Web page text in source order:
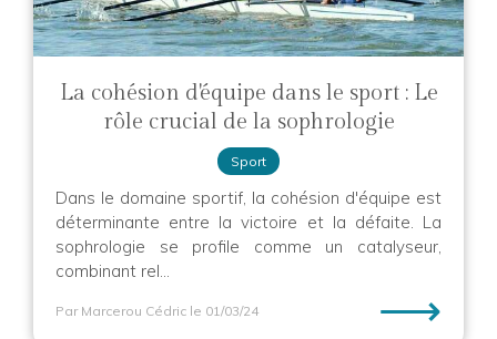
La cohésion d'équipe dans le sport : Le
rôle crucial de la sophrologie
Sport
Dans le domaine sportif, la cohésion d'équipe est
déterminante entre la victoire et la défaite. La
sophrologie se profile comme un catalyseur,
combinant rel...
Par Marcerou Cédric le 01/03/24 ⟶